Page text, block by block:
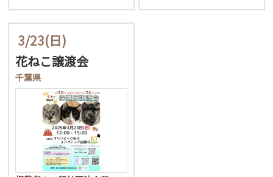
3/23(日)
花ねこ譲渡会
千葉県